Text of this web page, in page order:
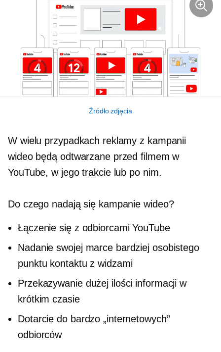
Źródło zdjęcia
W wielu przypadkach reklamy z kampanii
wideo będą odtwarzane przed filmem w
YouTube, w jego trakcie lub po nim.
Do czego nadają się kampanie wideo?
Łączenie się z odbiorcami YouTube
Nadanie swojej marce bardziej osobistego
punktu kontaktu z widzami
Przekazywanie dużej ilości informacji w
krótkim czasie
Dotarcie do bardzo „internetowych”
odbiorców